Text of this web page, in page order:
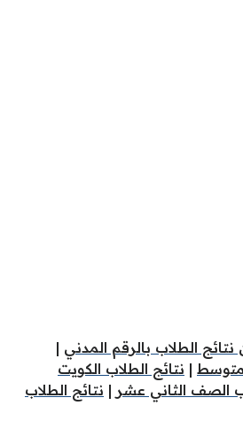
الطلاب بالرقم المدني |
متوسط | نتائج الطلاب الكويت
الصف الثاني عشر | نتائج الطلاب